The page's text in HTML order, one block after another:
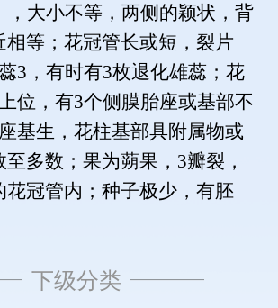
，大小不等，两侧的颖状，背
相等；花冠管长或短，裂片
3，有时有3枚退化雄蕊；花
位，有3个侧膜胎座或基部不
基生，花柱基部具附属物或
多数；果为蒴果，3瓣裂，
花冠管内；种子极少，有胚
下级分类